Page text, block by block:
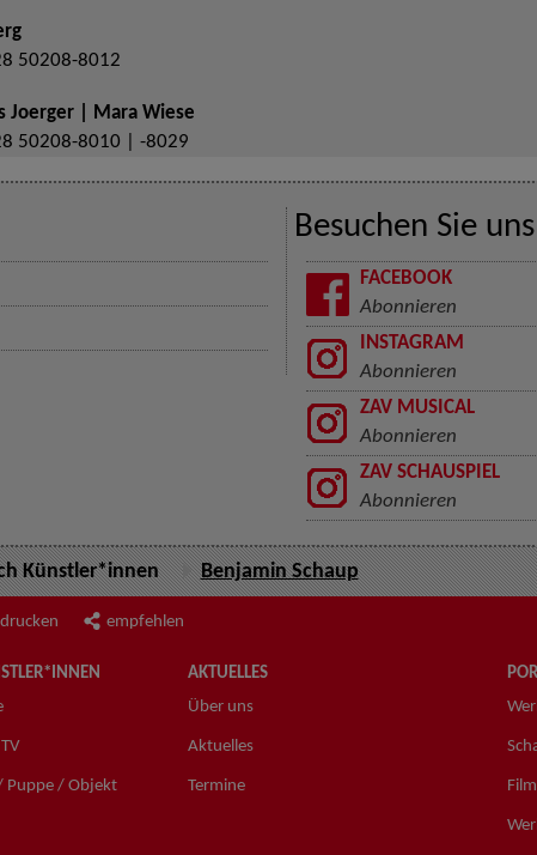
50208-8012
Joerger | Mara Wiese
50208-8010 | -8029
Besuchen Sie
FACEBOOK
Abonnieren
INSTAGRAM
Abonnieren
ZAV MUSICAL
Abonnieren
ZAV SCHAUSPIEL
Abonnieren
Künstler*innen Benjamin Schaup
drucken empfehlen
Puppe / Objekt
AKTUELLES
Über uns
Aktuelles
Termine